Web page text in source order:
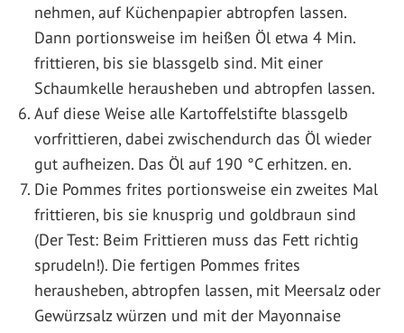
nehmen, auf Küchenpapier abtropfen lassen.
Dann portionsweise im heißen Öl etwa 4 Min.
frittieren, bis sie blassgelb sind. Mit einer
Schaumkelle herausheben und abtropfen lassen.
Auf diese Weise alle Kartoffelstifte blassgelb
vorfrittieren, dabei zwischendurch das Öl wieder
gut aufheizen. Das Öl auf 190 °C erhitzen. en.
Die Pommes frites portionsweise ein zweites Mal
frittieren, bis sie knusprig und goldbraun sind
(Der Test: Beim Frittieren muss das Fett richtig
sprudeln!). Die fertigen Pommes frites
herausheben, abtropfen lassen, mit Meersalz oder
Gewürzsalz würzen und mit der Mayonnaise